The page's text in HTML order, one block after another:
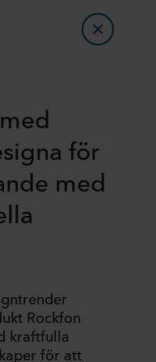
för
med
Rockfon
kraftfulla
för att